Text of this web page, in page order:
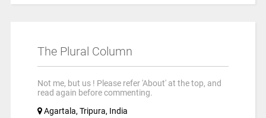
The Plural Column
Not me, but us ! Please refer 'About' at the top, and
read again before commenting.
Agartala, Tripura, India